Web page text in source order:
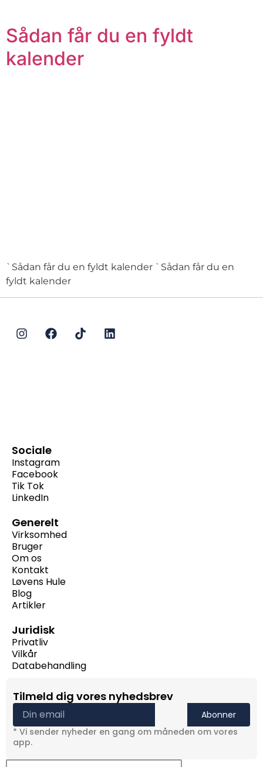
Sådan får du en fyldt
kalender
`Sådan får du en fyldt kalender `Sådan får du en
fyldt kalender
Sociale
Instagram
Facebook
Tik Tok
LinkedIn
Generelt
Virksomhed
Bruger
Om os
Kontakt
Løvens Hule
Blog
Artikler
Juridisk
Privatliv
Vilkår
Databehandling
Tilmeld dig vores nyhedsbrev
Abonner
* Vi sender nyheder en gang om måneden om vores
app.